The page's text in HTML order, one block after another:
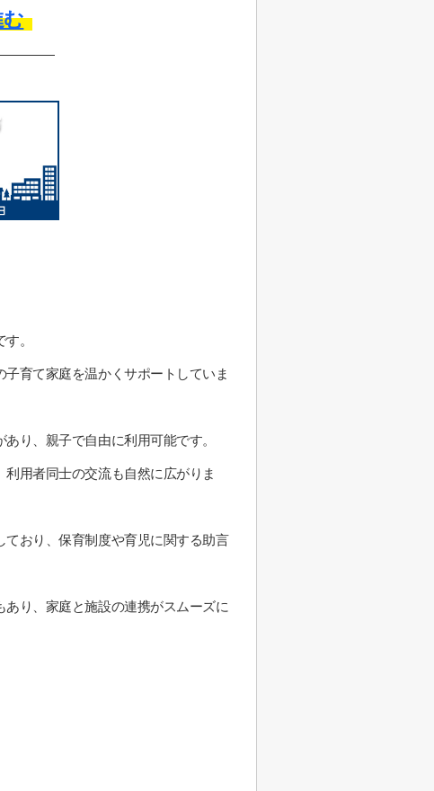
む
。
育て家庭を温かくサポートしていま
り、親子で自由に利用可能です。
用者同士の交流も自然に広がりま
おり、保育制度や育児に関する助言
り、家庭と施設の連携がスムーズに